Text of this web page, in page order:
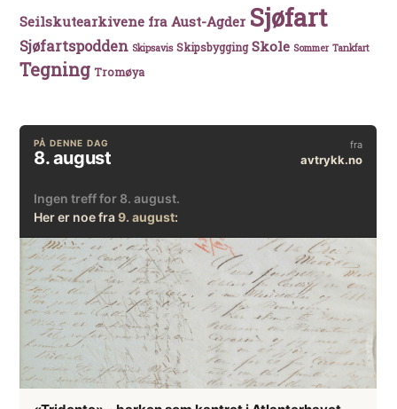
Seilskutearkivene fra Aust-Agder Sjøfart
Sjøfartspodden Skipsavis Skipsbygging Skole Sommer Tankfart
Tegning Tromøya